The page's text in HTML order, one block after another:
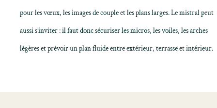
pour les vœux, les images de couple et les plans larges. Le mistral peut
aussi s’inviter : il faut donc sécuriser les micros, les voiles, les arches
légères et prévoir un plan fluide entre extérieur, terrasse et intérieur.